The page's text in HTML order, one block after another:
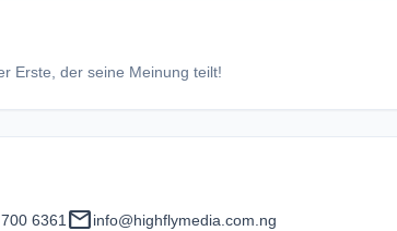
Erste, der seine Meinung teilt!
6361 mailinfo@highflymedia.com.ng